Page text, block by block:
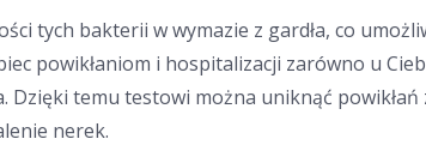
tych bakterii w wymazie z gardła, co
powikłaniom i hospitalizacji zarówno u
temu testowi można uniknąć
nerek.